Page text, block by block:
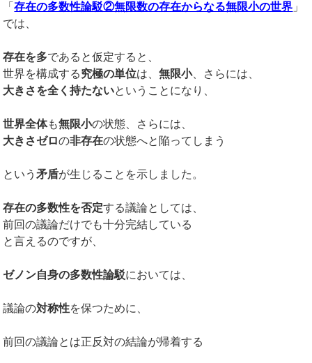
「存在の多数性論駁②無限数の存在からなる無限小の世界 」
では、
存在を多であると仮定すると、
世界を構成する究極の単位は、無限小、さらには、
大きさを全く持たないということになり、
世界全体も無限小の状態、さらには、
大きさゼロの非存在の状態へと陥ってしまう
という矛盾が生じることを示しました。
存在の多数性を否定する議論としては、
前回の議論だけでも十分完結している
と言えるのですが、
ゼノン自身の多数性論駁においては、
議論の対称性を保つために、
前回の議論とは正反対の結論が帰着する